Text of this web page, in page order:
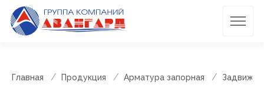
Главная Продукция Арматура запорная